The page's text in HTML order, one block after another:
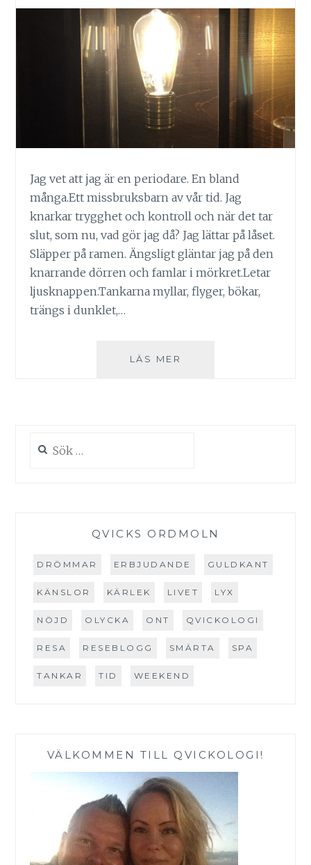
Jag vet att jag är en periodare. En bland
många.Ett missbruksbarn av vår tid. Jag
knarkar trygghet och kontroll och när det tar
slut, som nu, vad gör jag då? Jag lättar på låset.
Släpper på ramen. Ängsligt gläntar jag på den
knarrande dörren och famlar i mörkret.Letar
ljusknappen.Tankarna myllar, flyger, bökar,
trängs i dunklet,…
LÄS MER
efter:
QVICKS ORDMOLN
DRÖMMAR ERBJUDANDE GULDKANT
KÄNSLOR KÄRLEK LIVET LYX
NÖJD OLYCKA ONT QVICKOLOGI
RESA RESEBLOGG SMÄRTA SPA
TANKAR TID WEEKEND
VÄLKOMMEN TILL QVICKOLOGI!